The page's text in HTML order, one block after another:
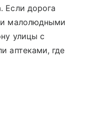
Если дорога
малолюдными
улицы с
аптеками, где